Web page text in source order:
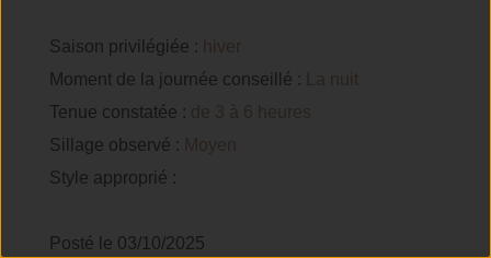
Saison privilégiée : hiver
Moment de la journée conseillé :
La nuit
Tenue constatée : de 3 à 6 heures
Sillage observé : Moyen
Style approprié :
Posté le 03/10/2025